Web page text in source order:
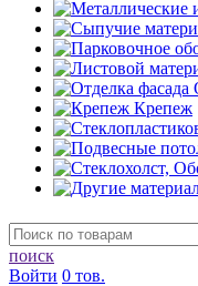
Крепеж
поиск
Войти 0 тов.